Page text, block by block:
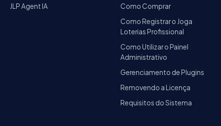
JLP Agent IA
Como Comprar
Como Registrar o Joga
Loterias Profissional
Como Utilizar o Painel
Administrativo
Gerenciamento de Plugins
Removendo a Licença
Requisitos do Sistema